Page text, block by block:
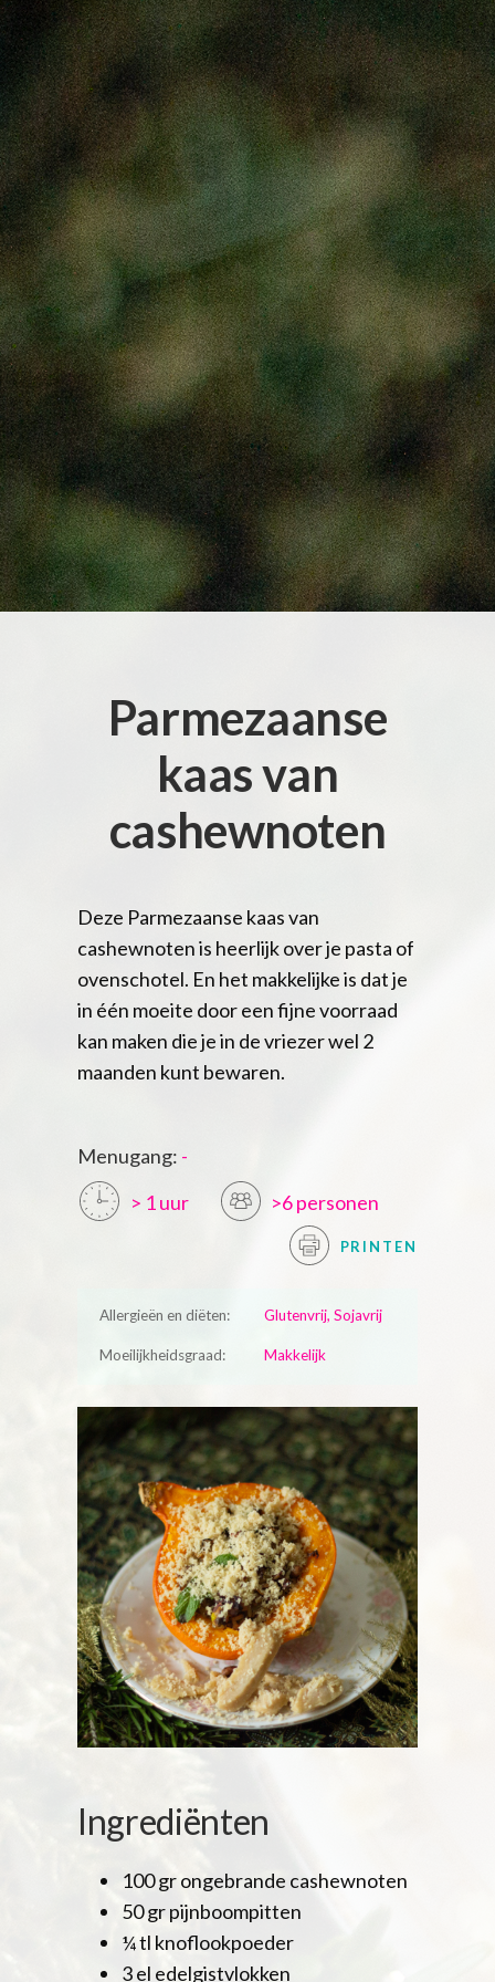
Parmezaanse
kaas van
cashewnoten
Deze Parmezaanse kaas van
cashewnoten is heerlijk over je pasta of
ovenschotel. En het makkelijke is dat je
in één moeite door een fijne voorraad
kan maken die je in de vriezer wel 2
maanden kunt bewaren.
Menugang: -
> 1 uur
>6 personen
PRINTEN
Allergieën en diëten: Glutenvrij, Sojavrij
Moeilijkheidsgraad: Makkelijk
Ingrediënten
100 gr ongebrande cashewnoten
50 gr pijnboompitten
¼ tl knoflookpoeder
3 el edelgistvlokken